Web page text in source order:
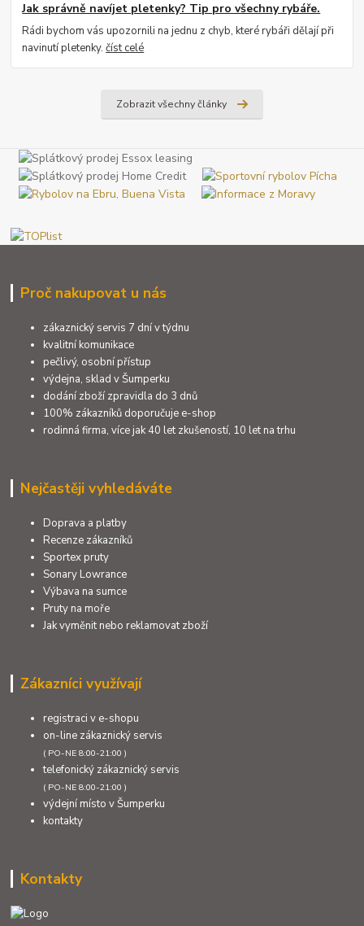
Jak správně navíjet pletenky? Tip pro všechny rybáře.
Rádi bychom vás upozornili na jednu z chyb, které rybáři dělají při
navinutí pletenky.číst celé
Zobrazit všechny články
Proč nakupovat u nás
zákaznický servis 7 dní v týdnu
kvalitní komunikace
pečlivý, osobní přístup
výdejna, sklad v Šumperku
dodání zboží zpravidla do 3 dnů
100% zákazníků doporučuje e-shop
rodinná firma, více jak 40 let zkušeností, 10 let na trhu
Nejčastěji vyhledáváte
Doprava a platby
Recenze zákazníků
Sportex pruty
Sonary Lowrance
Výbava na sumce
Pruty na moře
Jak vyměnit nebo reklamovat zboží
Zákazníci využívají
registraci v e-shopu
on-line zákaznický servis
( PO-NE 8:00-21:00 )
telefonický zákaznický servis
( PO-NE 8:00-21:00 )
výdejní místo v Šumperku
kontakty
Kontakty